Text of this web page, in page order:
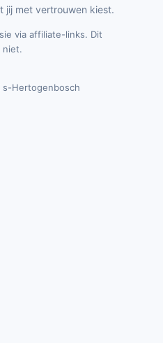
jij met vertrouwen kiest.
via affiliate-links. Dit
niet.
s-Hertogenbosch